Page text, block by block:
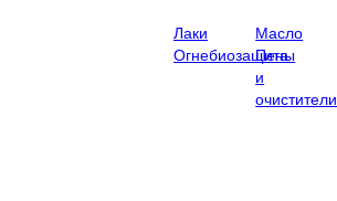
Лаки
Масло
Огнебиозащита
Пены
и
очистители